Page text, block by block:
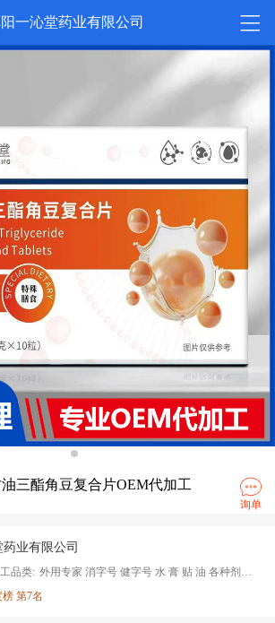
一沁堂药业有限公司
三酯角豆复合片OEM代加工
询单
业有限公司
品类: 外用专家 消字号 健字号 水 膏 贴 油 各种剂型 开品快 起订低 各种祖传配方
第7名